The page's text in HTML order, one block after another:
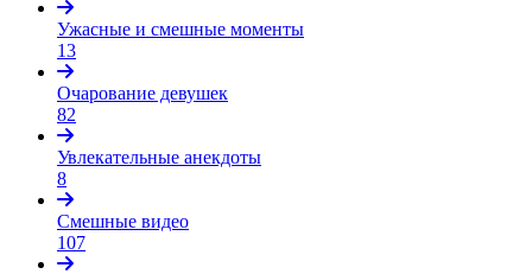
Ужасные и смешные моменты
13
Очарование девушек
82
Увлекательные анекдоты
8
Смешные видео
107